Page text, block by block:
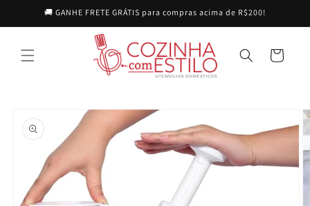
para o
conteúdo
🚚 GANHE FRETE GRÁTIS para compras acima de R$200!
Carrinho
informações
do produto